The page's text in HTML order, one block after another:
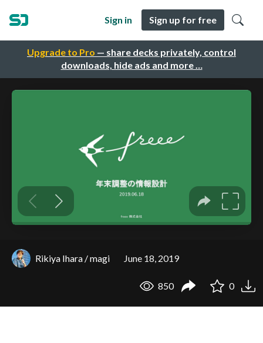
Upgrade to Pro — share decks privately, control
downloads, hide ads and more …
Sign in Sign up for free
Rikiya Ihara / magi June 18, 2019
850 0